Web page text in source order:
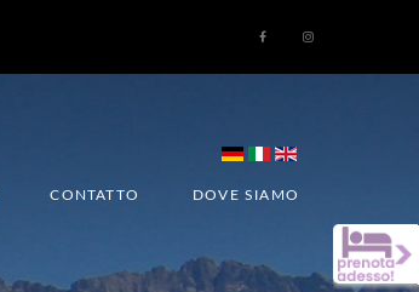
CONTATTO DOVE SIAMO